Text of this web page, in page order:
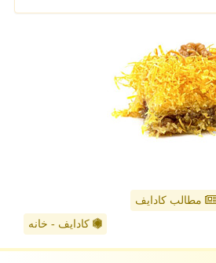
مطالب کادایف
کادایف - خانه